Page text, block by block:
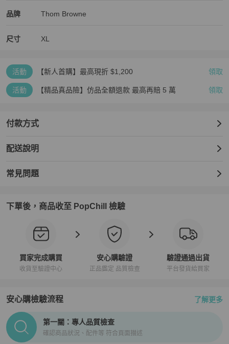
品牌
Thom Browne精品男裝品牌介紹
Thom Browne
Thom Browne推薦清單
尺寸 XL
活動 【新人首購】最高現折 $1,200 領取
活動 【精品真品險】仿品全額退款 最高再賠 5 萬 領取
付款方式
配送說明
常見問題
下單後，商品收至 PopChill 檢驗
買家完成購買
收貨至驗證中心
安心購驗證
正品鑑定 品質檢查
驗證通過出貨
平台發貨給買家
安心購檢驗流程 了解更多
PopChill拍拍圈正品驗證、安心購檢驗流程介紹
第一關：專人品質檢查
確認商品狀況、配件等 符合頁面描述